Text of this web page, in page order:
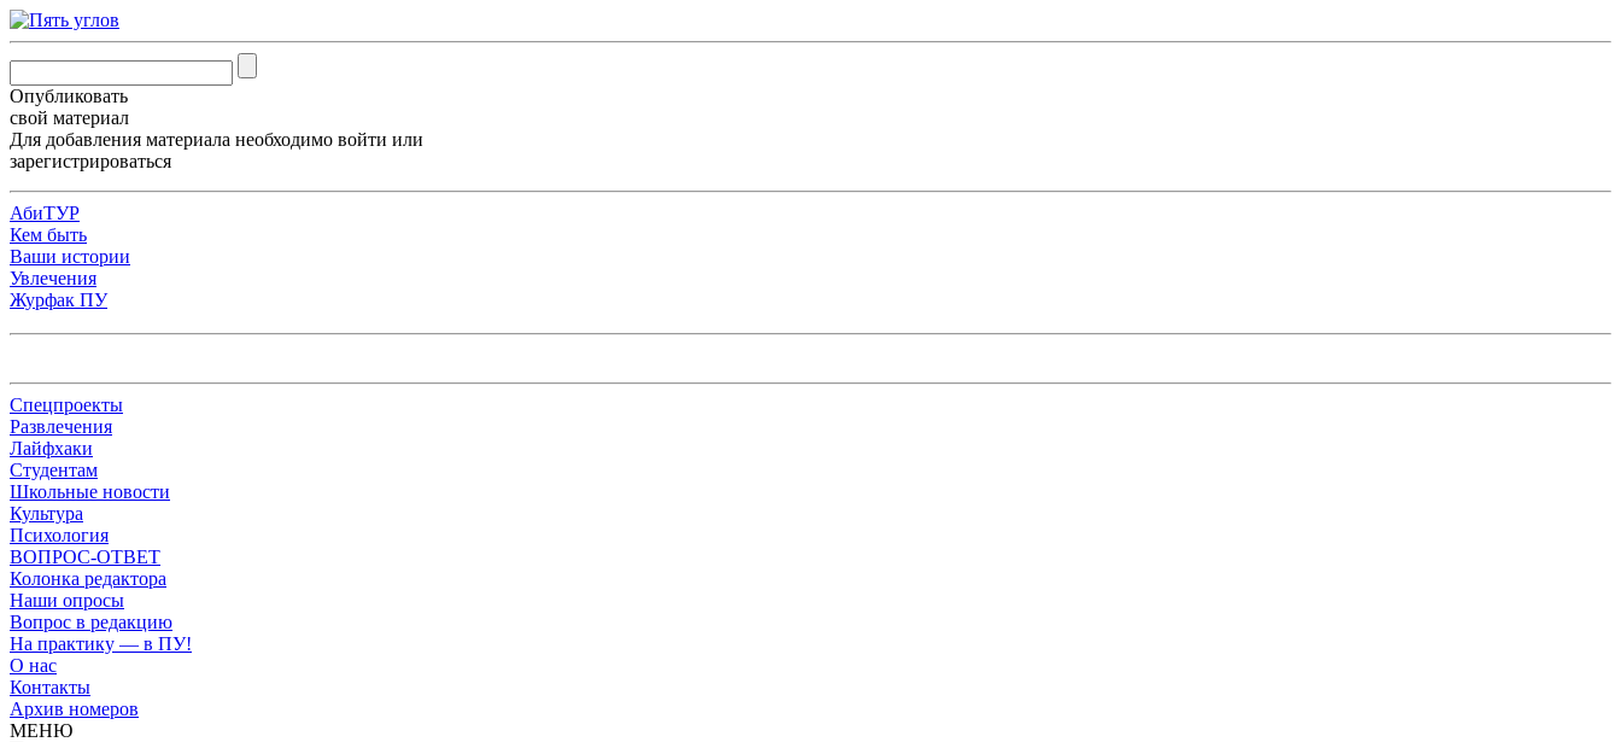
Опубликовать
свой материал
Для добавления материала необходимо войти или
зарегистрироваться
АбиТУР
Кем быть
Ваши истории
Увлечения
Журфак ПУ
Спецпроекты
Развлечения
Лайфхаки
Студентам
Школьные новости
Культура
Психология
ВОПРОС-ОТВЕТ
Колонка редактора
Наши опросы
Вопрос в редакцию
На практику — в ПУ!
О нас
Контакты
Архив номеров
МЕНЮ